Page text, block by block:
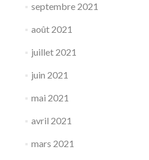
septembre 2021
août 2021
juillet 2021
juin 2021
mai 2021
avril 2021
mars 2021